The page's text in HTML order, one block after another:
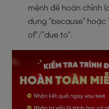
mệnh đề hoàn chỉnh
dụng "because" hoặc
of"/"due to".